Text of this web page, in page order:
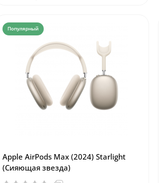
Популярный
Apple AirPods Max (2024) Starlight
(Сияющая звезда)